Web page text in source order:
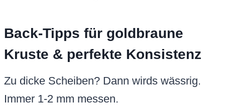
Back-Tipps für goldbraune
Kruste & perfekte Konsistenz
Zu dicke Scheiben? Dann wirds wässrig.
Immer 1-2 mm messen.